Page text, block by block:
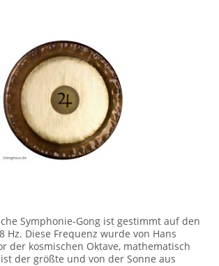
Symphonie-Gong ist gestimmt auf den
Hz. Diese Frequenz wurde von Hans
der kosmischen Oktave, mathematisch
der größte und von der Sonne aus